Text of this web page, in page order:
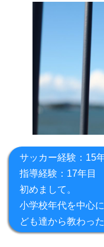
サッカー経験：15
指導経験：17年目
初めまして。
小学校年代を中心
ども達から教わっ